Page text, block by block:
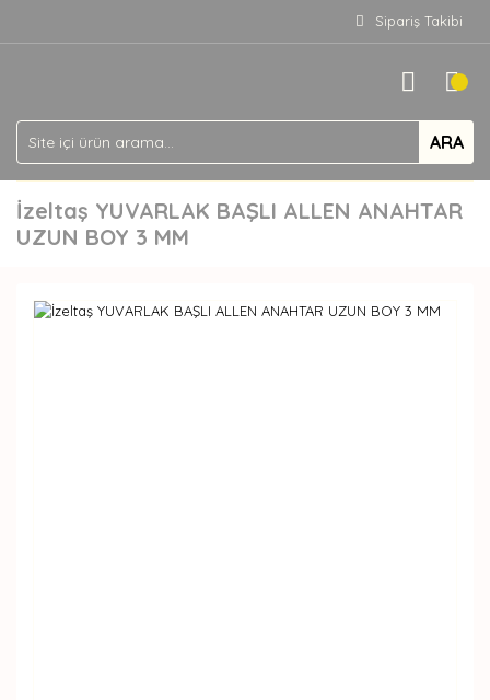
Sipariş Takibi
ARA
İzeltaş YUVARLAK BAŞLI ALLEN ANAHTAR
UZUN BOY 3 MM